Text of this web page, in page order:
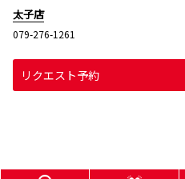
太子店
079-276-1261
リクエスト予約